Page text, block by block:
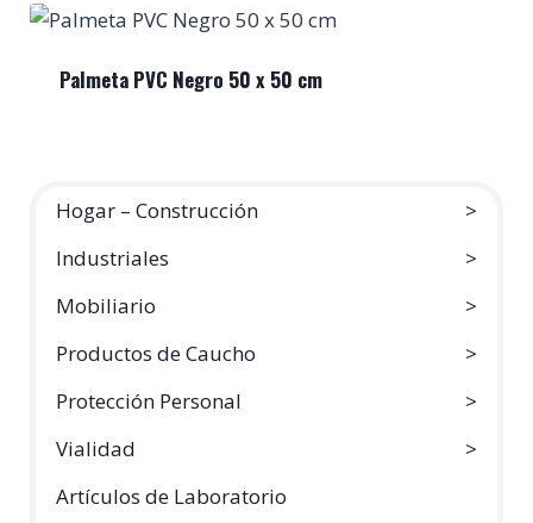
Palmeta PVC Negro 50 x 50 cm
Hogar – Construcción
Industriales
Mobiliario
Productos de Caucho
Protección Personal
Vialidad
Artículos de Laboratorio